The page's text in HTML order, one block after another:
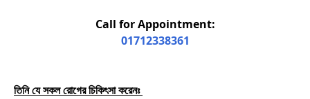
Call for Appointment:
01712338361
তিনি যে সকল রোগের চিকিৎসা করেনঃ